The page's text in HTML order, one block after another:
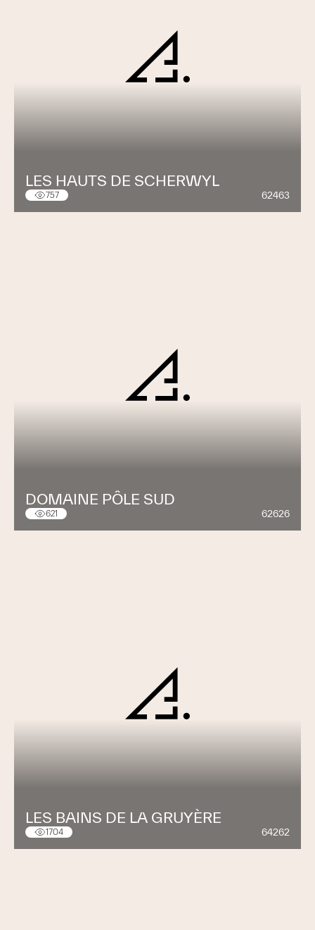
LES HAUTS DE SCHERWYL
757 62463
DOMAINE PÔLE SUD
621 62626
LES BAINS DE LA GRUYÈRE
1704 64262